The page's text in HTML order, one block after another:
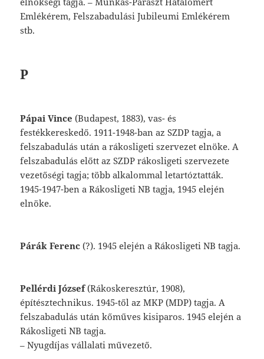
Emlékérem,FelszabadulásiJubileumiEmlékérem
stb.
P
PápaiVince(Budapest, 1883),vas-és
festékkereskedő. 1911-1948-banazSZDPtagja,a
felszabadulásutánarákosligeti szervezetelnöke. A
felszabaduláselőttazSZDPrákosligeti szervezete
vezetőségitagja;többalkalommalletartóztatták.
1945-1947-benaRákosligeti NBtagja, 1945elején
elnöke.
PárákFerenc (?). 1945elejénaRákosligeti NBtagja.
PellérdiJózsef (Rákoskeresztúr, 1908),
építésztechnikus. 1945-tőlazMKP(MDP)tagja. A
felszabadulásutánkőműveskisiparos. 1945elejéna
Rákosligeti NBtagja.
–Nyugdíjasvállalatiművezető.